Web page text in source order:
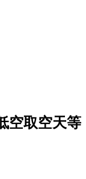
空取空天等